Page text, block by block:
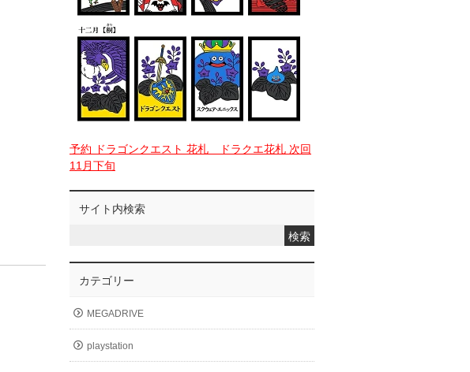
予約 ドラゴンクエスト 花札 ドラクエ花札 次回
11月下旬
サイト内検索
カテゴリー
MEGADRIVE
playstation